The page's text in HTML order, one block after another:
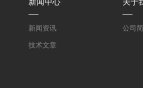
新闻中心
新闻资讯
技术文章
关于
公司